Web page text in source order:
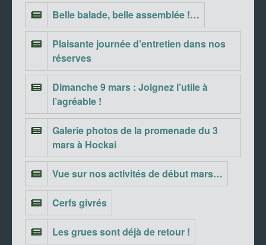
Belle balade, belle assemblée !…
Plaisante journée d’entretien dans nos
réserves
Dimanche 9 mars : Joignez l’utile à
l’agréable !
Galerie photos de la promenade du 3
mars à Hockai
Vue sur nos activités de début mars…
Cerfs givrés
Les grues sont déjà de retour !